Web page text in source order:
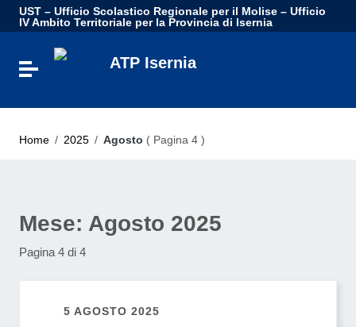
Vai ai contenuti
Vai al menu di navigazione
UST – Ufficio Scolastico Regionale per il Molise – Ufficio
IV Ambito Territoriale per la Provincia di Isernia
Attiva / disattiva la navigazione
ATP Isernia
Home / 2025 / Agosto ( Pagina 4 )
Mese: Agosto 2025
Pagina 4 di 4
5 AGOSTO 2025